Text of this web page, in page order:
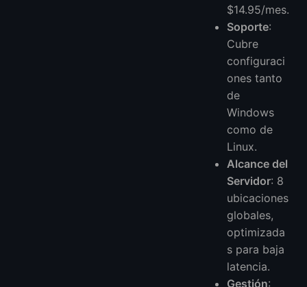
$14.95/mes.
Soporte:
Cubre
configuraci
ones tanto
de
Windows
como de
Linux.
Alcance del
Servidor: 8
ubicaciones
globales,
optimizada
s para baja
latencia.
Gestión: